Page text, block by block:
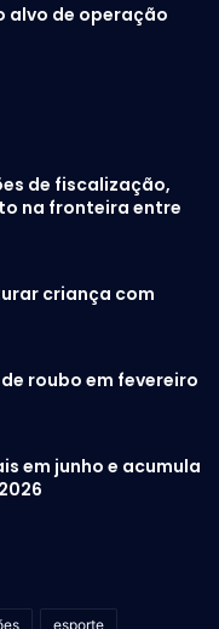
alvo de operação
de fiscalização,
na fronteira entre
criança com
roubo em fevereiro
em junho e acumula
esporte